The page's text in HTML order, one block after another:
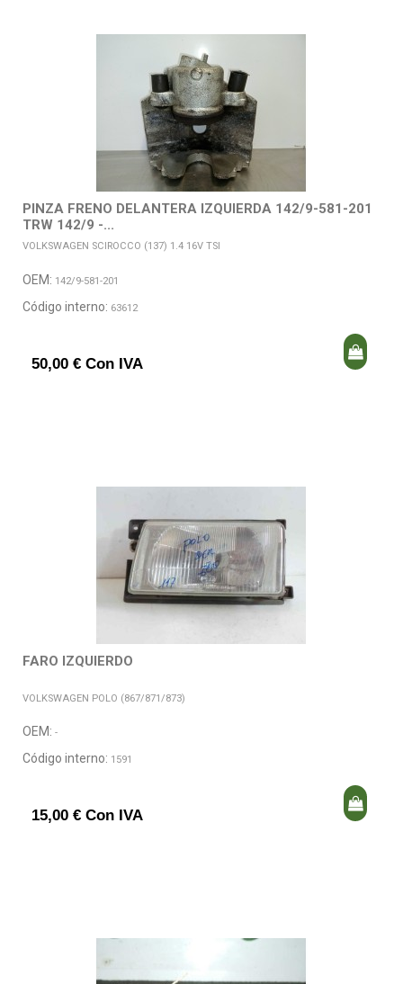
PINZA FRENO DELANTERA IZQUIERDA 142/9-581-201
TRW 142/9 -...
VOLKSWAGEN SCIROCCO (137) 1.4 16V TSI
OEM: 142/9-581-201
Código interno: 63612
50,00 € Con IVA
FARO IZQUIERDO
VOLKSWAGEN POLO (867/871/873)
OEM: -
Código interno: 1591
15,00 € Con IVA